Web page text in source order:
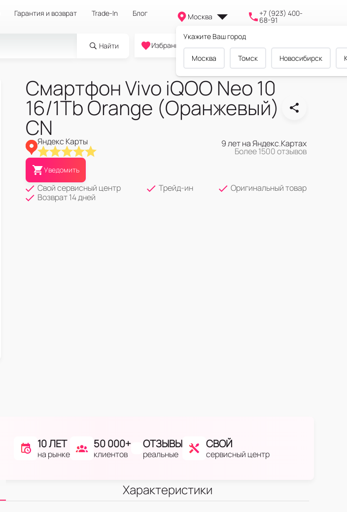
Гарантия и возврат Trade-In Блог Москва
Укажите Ваш город
Москва Томск Новосибирск
+7 (923) 400-
68-91
Найти
0
Избранное Cравнение Корзина
Смартфон Vivo iQOO Neo 10
16/1Tb Orange (Оранжевый)
CN
Яндекс Карты 9 лет на Яндекс.Картах
Более 1500 отзывов
Уведомить
Свой сервисный центр Трейд-ин
Оригинальный товар
Возврат 14 дней
10 ЛЕТ
на рынке
50 000+
клиентов
ОТЗЫВЫ
реальные
СВОЙ
сервисный центр
Характеристики